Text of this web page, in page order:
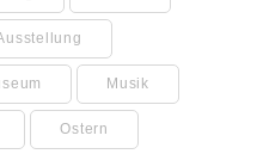
Musik
Ostern